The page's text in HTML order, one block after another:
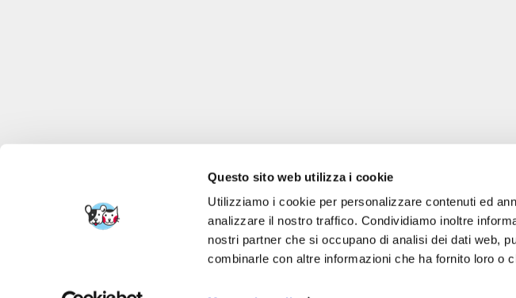
Questo sito web utilizza i cookie
Utilizziamo i cookie per personalizzare contenuti ed
analizzare il nostro traffico. Condividiamo inoltre
nostri partner che si occupano di analisi dei dati web,
combinarle con altre informazioni che ha fornito loro o
FERA 24 UG Sede legale: Blankenfelder Dorfstraße
*